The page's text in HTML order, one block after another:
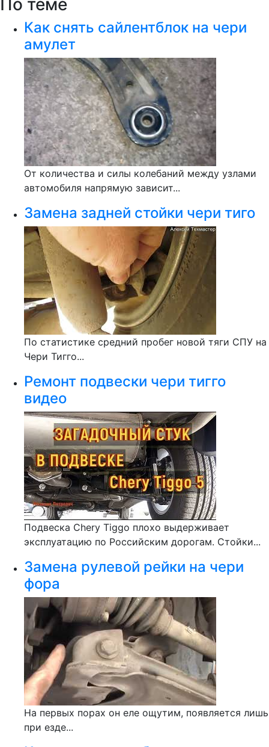
По теме
Как снять сайлентблок на чери
амулет
От количества и силы колебаний между узлами
автомобиля напрямую зависит...
Замена задней стойки чери тиго
По статистике средний пробег новой тяги СПУ на
Чери Тигго...
Ремонт подвески чери тигго
видео
Подвеска Chery Tiggo плохо выдерживает
эксплуатацию по Российским дорогам. Стойки...
Замена рулевой рейки на чери
фора
На первых порах он еле ощутим, появляется лишь
при езде...